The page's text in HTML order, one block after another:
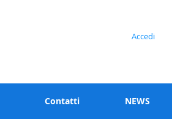
Accedi
Contatti NEWS